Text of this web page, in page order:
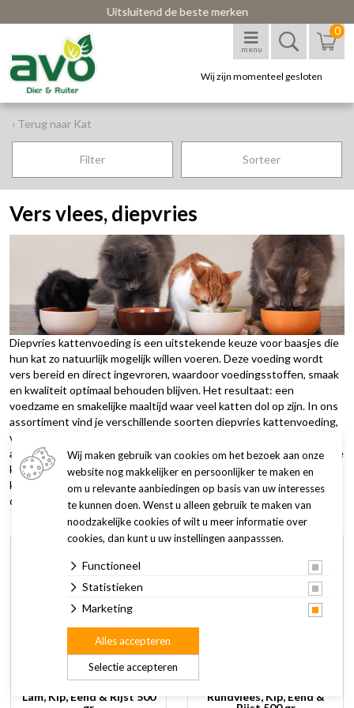
Uitsluitend de beste merken
menu
0
Wij zijn momenteel gesloten
‹ Terug naar Kat
Filter Sorteer
Vers vlees, diepvries
Diepvries kattenvoeding is een uitstekende keuze voor baasjes die
hun kat zo natuurlijk mogelijk willen voeren. Deze voeding wordt
vers bereid en direct ingevroren, waardoor voedingsstoffen, smaak
en kwaliteit optimaal behouden blijven. Het resultaat: een
voedzame en smakelijke maaltijd waar veel katten dol op zijn. In ons
assortiment vind je verschillende soorten diepvries kattenvoeding,
vaak samengesteld uit hoogwaardig vlees, organen en soms
aangevuld met groenten of supplementen. Ideaal voor wie de beste
kwaliteit voeding voor zijn kat wil. Ontdek ons aanbod diepvries
kattenvoeding en geef je kat een verse, natuurlijke maaltijd, elke
dag weer.
Lam, Kip, Eend & Rijst 500
Rundvlees, Kip, Eend &
Wij maken gebruik van cookies om het bezoek aan onze
website nog makkelijker en persoonlijker te maken en
om u relevante aanbiedingen op basis van uw interesses
te kunnen doen. Wenst u alleen gebruik te maken van
noodzakelijke cookies of wilt u meer informatie over
cookies, dan kunt u uw instellingen aanpasssen.
Functioneel
Statistieken
Marketing
Selectie accepteren
Alles accepteren